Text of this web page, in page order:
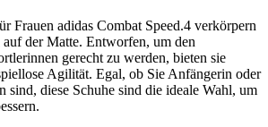
Frauen adidas Combat Speed.4 verkörpern
der Matte. Entworfen, um den
gerecht zu werden, bieten sie
Agilität. Egal, ob Sie Anfängerin oder
sind, diese Schuhe sind die ideale Wahl, um